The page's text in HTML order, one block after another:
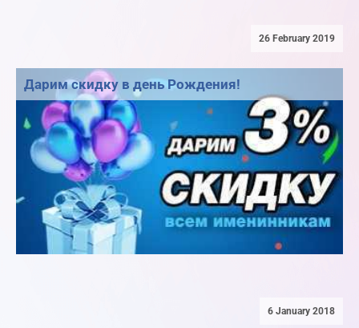
26 February 2019
Дарим скидку в день Рождения!
6 January 2018